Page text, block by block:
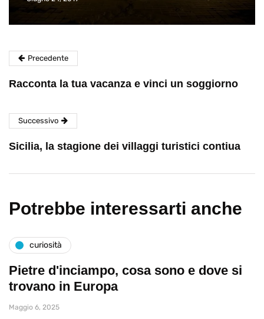
Precedente
Racconta la tua vacanza e vinci un soggiorno
Successivo
Sicilia, la stagione dei villaggi turistici contiua
Potrebbe interessarti anche
curiosità
Pietre d'inciampo, cosa sono e dove si
trovano in Europa
Maggio 6, 2025